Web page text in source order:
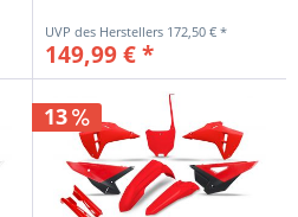
172,50 € *
149,99 € *
13